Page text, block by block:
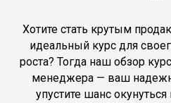
Хотите стать крутым
идеальный курс для
роста? Тогда наш обзор
менеджера — ваш
упустите шанс